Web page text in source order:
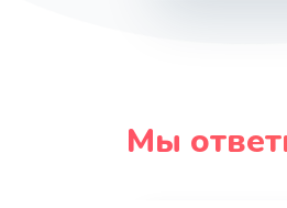
Мы